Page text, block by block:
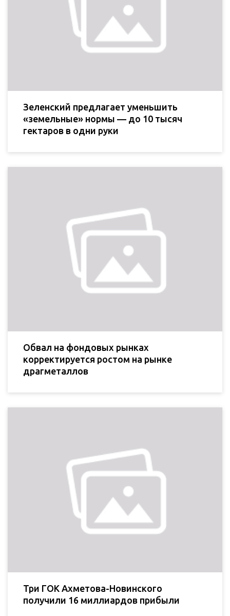
Зеленский предлагает уменьшить
«земельные» нормы — до 10 тысяч
гектаров в одни руки
Обвал на фондовых рынках
корректируется ростом на рынке
драгметаллов
Три ГОК Ахметова-Новинского
получили 16 миллиардов прибыли